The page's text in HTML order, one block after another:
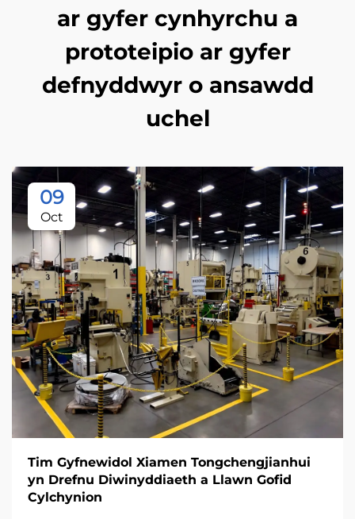
ar gyfer cynhyrchu a
prototeipio ar gyfer
defnyddwyr o ansawdd
uchel
09
Oct
Tim Gyfnewidol Xiamen Tongchengjianhui
yn Drefnu Diwinyddiaeth a Llawn Gofid
Cylchynion